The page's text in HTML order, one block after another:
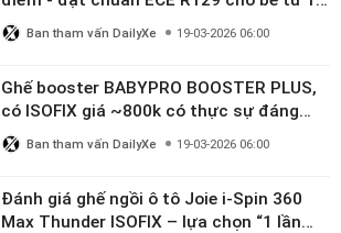
10 tuổi
Ban tham vấn DailyXe 19-03-2026 06:00
Ghế booster BABYPRO BOOSTER PLUS,
có ISOFIX giá ~800k có thực sự đáng
mua?
Ban tham vấn DailyXe 19-03-2026 06:00
Đánh giá ghế ngồi ô tô Joie i-Spin 360
Max Thunder ISOFIX – lựa chọn “1 lần